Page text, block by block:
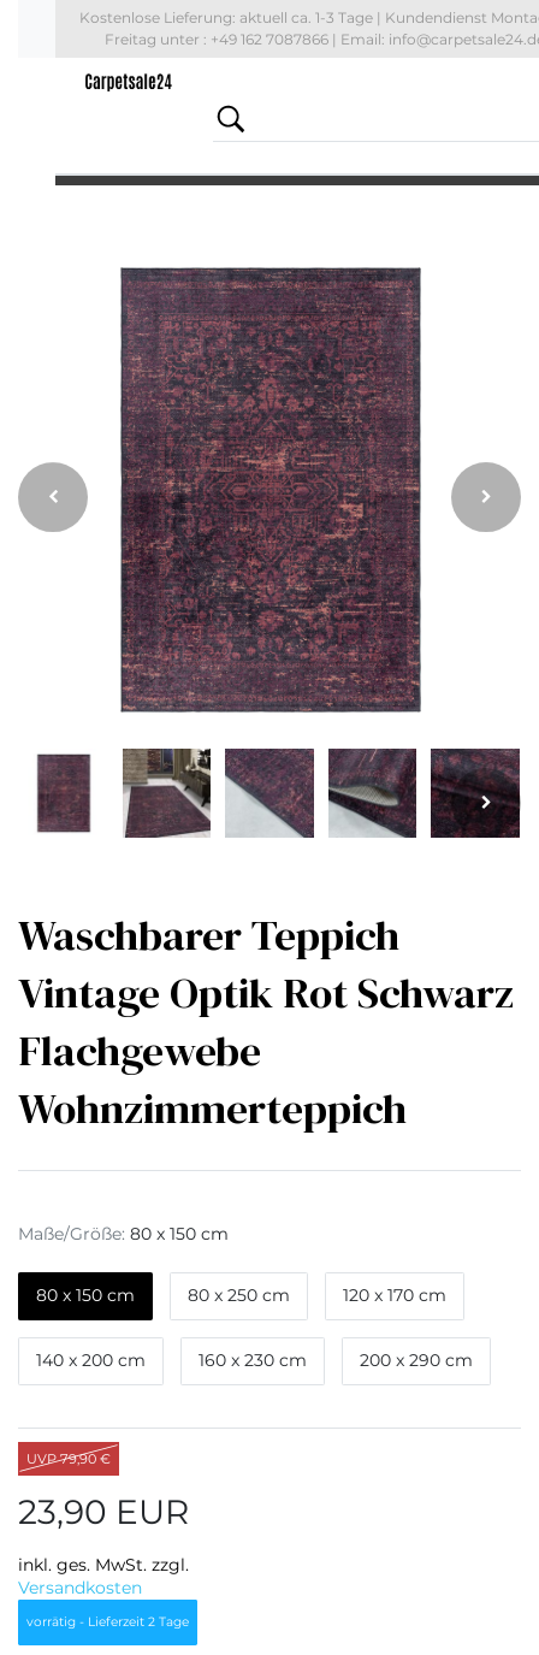
Kostenlose Lieferung: aktuell ca. 1-3 Tage| Kundendienst
Freitag unter : +49 162 7087866 | Email:
Waschbarer Teppich
Vintage Optik Rot Schwarz
Flachgewebe
Wohnzimmerteppich
Maße/Größe: 80 x 150 cm
80 x 150 cm 80 x 250 cm 120 x 170 cm
140 x 200 cm 160 x 230 cm 200 x 290 cm
UVP 79,90 €
23,90 EUR
inkl. ges. MwSt. zzgl.
Versandkosten
vorrätig - Lieferzeit 2 Tage